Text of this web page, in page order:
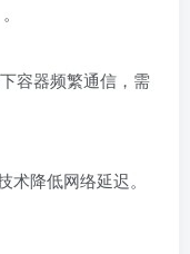
容器频繁通信，需
降低网络延迟。